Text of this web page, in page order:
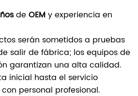
deOEMy experiencia en
serán sometidos a pruebas
salir de fábrica; los equipos de
garantizan una alta calidad.
inicial hasta el servicio
personal profesional.